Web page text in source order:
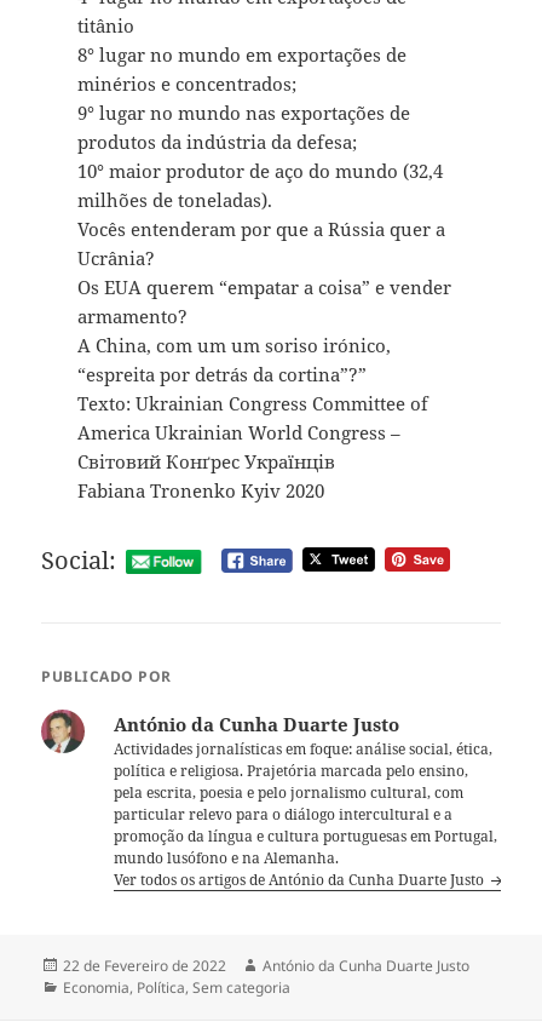
titânio
8° lugar no mundo em exportações de
minérios e concentrados;
9° lugar no mundo nas exportações de
produtos da indústria da defesa;
10° maior produtor de aço do mundo (32,4
milhões de toneladas).
Vocês entenderam por que a Rússia quer a
Ucrânia?
Os EUA querem “empatar a coisa” e vender
armamento?
A China, com um um soriso irónico,
“espreita por detrás da cortina”?”
Texto: Ukrainian Congress Committee of
America Ukrainian World Congress –
Свiтовий Конґрес Українців
Fabiana Tronenko Kyiv 2020
Social:
PUBLICADO POR
António da Cunha Duarte Justo
Actividades jornalísticas em foque: análise social, ética,
política e religiosa. Prajetória marcada pelo ensino,
pela escrita, poesia e pelo jornalismo cultural, com
particular relevo para o diálogo intercultural e a
promoção da língua e cultura portuguesas em Portugal,
mundo lusófono e na Alemanha.
Ver todos os artigos de António da Cunha Duarte Justo
Publicado
a
22 de Fevereiro de 2022 Autor
António da Cunha Duarte Justo
Categorias
Economia, Política,Sem categoria